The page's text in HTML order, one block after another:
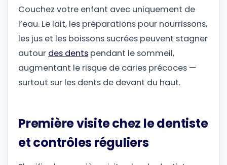
Couchez votre enfant avec uniquement de
l’eau. Le lait, les préparations pour nourrissons,
les jus et les boissons sucrées peuvent stagner
autour des dents pendant le sommeil,
augmentant le risque de caries précoces —
surtout sur les dents de devant du haut.
Première visite chez le dentiste
et contrôles réguliers